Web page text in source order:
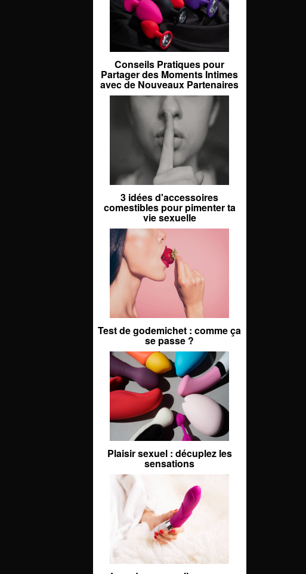
Conseils Pratiques pour
Partager des Moments Intimes
avec de Nouveaux Partenaires
3 idées d'accessoires
comestibles pour pimenter ta
vie sexuelle
Test de godemichet : comme ça
se passe ?
Plaisir sexuel : décuplez les
sensations